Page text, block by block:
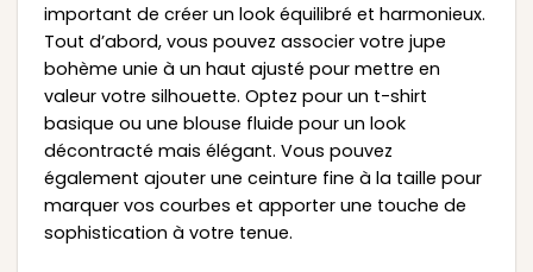
important de créer un look équilibré et harmonieux.
Tout d’abord, vous pouvez associer votre jupe
bohème unie à un haut ajusté pour mettre en
valeur votre silhouette. Optez pour un t-shirt
basique ou une blouse fluide pour un look
décontracté mais élégant. Vous pouvez
également ajouter une ceinture fine à la taille pour
marquer vos courbes et apporter une touche de
sophistication à votre tenue.